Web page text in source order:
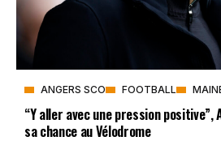
ANGERS SCO FOOTBALL
“Y aller avec une pression positive”,
sa chance au Vélodrome